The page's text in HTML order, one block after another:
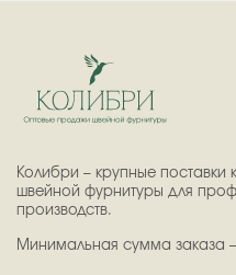
Колибри – крупные поставки
швейной фурнитуры для
производств.
Минимальная сумма заказа –